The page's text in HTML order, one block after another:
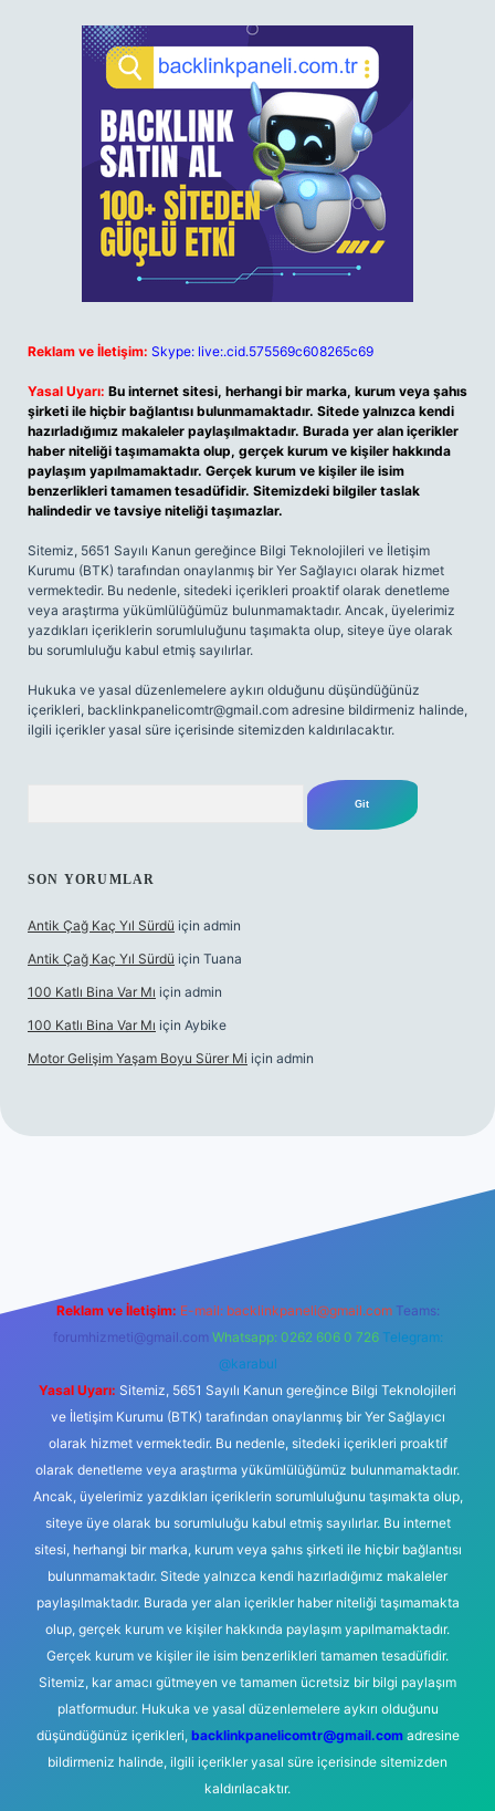
Reklam ve İletişim: Skype: live:.cid.575569c608265c69
Yasal Uyarı: Bu internet sitesi, herhangi bir marka, kurum veya şahıs
şirketi ile hiçbir bağlantısı bulunmamaktadır. Sitede yalnızca kendi
hazırladığımız makaleler paylaşılmaktadır. Burada yer alan içerikler
haber niteliği taşımamakta olup, gerçek kurum ve kişiler hakkında
paylaşım yapılmamaktadır. Gerçek kurum ve kişiler ile isim
benzerlikleri tamamen tesadüfidir. Sitemizdeki bilgiler taslak
halindedir ve tavsiye niteliği taşımazlar.
Sitemiz, 5651 Sayılı Kanun gereğince Bilgi Teknolojileri ve İletişim
Kurumu (BTK) tarafından onaylanmış bir Yer Sağlayıcı olarak hizmet
vermektedir. Bu nedenle, sitedeki içerikleri proaktif olarak denetleme
veya araştırma yükümlülüğümüz bulunmamaktadır. Ancak, üyelerimiz
yazdıkları içeriklerin sorumluluğunu taşımakta olup, siteye üye olarak
bu sorumluluğu kabul etmiş sayılırlar.
Hukuka ve yasal düzenlemelere aykırı olduğunu düşündüğünüz
içerikleri, backlinkpanelicomtr@gmail.com adresine bildirmeniz halinde,
ilgili içerikler yasal süre içerisinde sitemizden kaldırılacaktır.
SON YORUMLAR
Antik Çağ Kaç Yıl Sürdü için admin
Antik Çağ Kaç Yıl Sürdü için Tuana
100 Katlı Bina Var Mı için admin
100 Katlı Bina Var Mı için Aybike
Motor Gelişim Yaşam Boyu Sürer Mi için admin
Reklam ve İletişim: E-mail: backlinkpaneli@gmail.com Teams:
forumhizmeti@gmail.com Whatsapp: 0262 606 0 726 Telegram:
@karabul
Yasal Uyarı: Sitemiz, 5651 Sayılı Kanun gereğince Bilgi Teknolojileri
ve İletişim Kurumu (BTK) tarafından onaylanmış bir Yer Sağlayıcı
olarak hizmet vermektedir. Bu nedenle, sitedeki içerikleri proaktif
olarak denetleme veya araştırma yükümlülüğümüz bulunmamaktadır.
Ancak, üyelerimiz yazdıkları içeriklerin sorumluluğunu taşımakta olup,
siteye üye olarak bu sorumluluğu kabul etmiş sayılırlar. Bu internet
sitesi, herhangi bir marka, kurum veya şahıs şirketi ile hiçbir bağlantısı
bulunmamaktadır. Sitede yalnızca kendi hazırladığımız makaleler
paylaşılmaktadır. Burada yer alan içerikler haber niteliği taşımamakta
olup, gerçek kurum ve kişiler hakkında paylaşım yapılmamaktadır.
Gerçek kurum ve kişiler ile isim benzerlikleri tamamen tesadüfidir.
Sitemiz, kar amacı gütmeyen ve tamamen ücretsiz bir bilgi paylaşım
platformudur. Hukuka ve yasal düzenlemelere aykırı olduğunu
düşündüğünüz içerikleri, backlinkpanelicomtr@gmail.comadresine
bildirmeniz halinde, ilgili içerikler yasal süre içerisinde sitemizden
kaldırılacaktır.